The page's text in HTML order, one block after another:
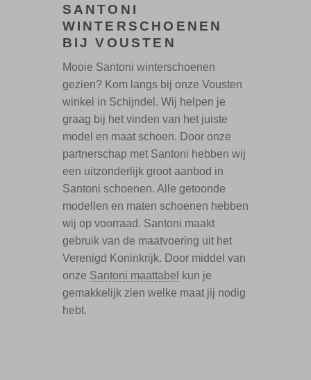
SANTONI
WINTERSCHOENEN
BIJ VOUSTEN
Mooie Santoni winterschoenen
gezien? Kom langs bij onze Vousten
winkel in Schijndel. Wij helpen je
graag bij het vinden van het juiste
model en maat schoen. Door onze
partnerschap met Santoni hebben wij
een uitzonderlijk groot aanbod in
Santoni schoenen. Alle getoonde
modellen en maten schoenen hebben
wij op voorraad. Santoni maakt
gebruik van de maatvoering uit het
Verenigd Koninkrijk. Door middel van
onze Santoni maattabel
kun je
gemakkelijk zien welke maat jij nodig
hebt.